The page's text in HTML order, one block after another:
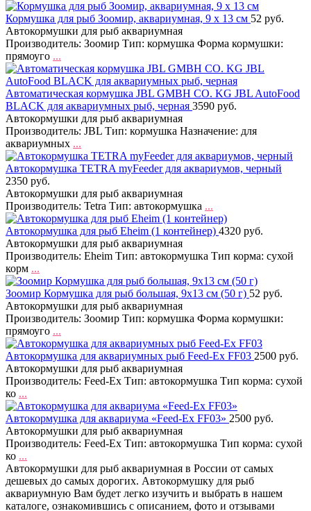
Кормушка для рыб Зоомир, аквариумная, 9 х 13 см 52 руб.
Автокормушки для рыб аквариумная
Производитель: Зоомир Тип: кормушка Форма кормушки:
прямоуго ...
Автоматическая кормушка JBL GMBH CO. KG JBL AutoFood
BLACK для аквариумных рыб, черная 3590 руб.
Автокормушки для рыб аквариумная
Производитель: JBL Тип: кормушка Назначение: для
аквариумных ...
Автокормушка TETRA myFeeder для аквариумов, черный
2350 руб.
Автокормушки для рыб аквариумная
Производитель: Tetra Тип: автокормушка ...
Автокормушка для рыб Eheim (1 контейнер) 4320 руб.
Автокормушки для рыб аквариумная
Производитель: Eheim Тип: автокормушка Тип корма: сухой
корм ...
Зоомир Кормушка для рыб большая, 9х13 см (50 г) 52 руб.
Автокормушки для рыб аквариумная
Производитель: Зоомир Тип: кормушка Форма кормушки:
прямоуго ...
Автокормушка для аквариумных рыб Feed-Ex FF03 2500 руб.
Автокормушки для рыб аквариумная
Производитель: Feed-Ex Тип: автокормушка Тип корма: сухой
ко ...
Автокормушка для аквариума «Feed-Ex FF03» 2500 руб.
Автокормушки для рыб аквариумная
Производитель: Feed-Ex Тип: автокормушка Тип корма: сухой
ко ...
Автокормушки для рыб аквариумная в России от самых
дешевых до самых дорогих. Автокормушку для рыб
аквариумную Вам будет легко изучить и выбрать в нашем
каталоге, ознакомившись с описанием, фото и отзывами